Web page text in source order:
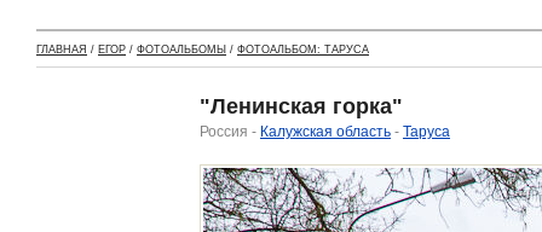
ГЛАВНАЯ / ЕГОР / ФОТОАЛЬБОМЫ / ФОТОАЛЬБОМ: ТАРУСА
"Ленинская горка"
Россия - Калужская область - Таруса